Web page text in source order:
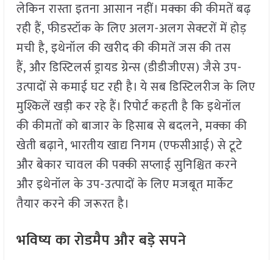
लेकिन रास्ता इतना आसान नहीं। मक्का की कीमतें बढ़
रही हैं, फीडस्टॉक के लिए अलग-अलग सेक्टरों में होड़
मची है, इथेनॉल की खरीद की कीमतें जस की तस
हैं, और डिस्टिलर्स ड्रायड ग्रेन्स (डीडीजीएस) जैसे उप-
उत्पादों से कमाई घट रही है। ये सब डिस्टिलरीज के लिए
मुश्किलें खड़ी कर रहे हैं। रिपोर्ट कहती है कि इथेनॉल
की कीमतों को बाजार के हिसाब से बदलने, मक्का की
खेती बढ़ाने, भारतीय खाद्य निगम (एफसीआई) से टूटे
और बेकार चावल की पक्की सप्लाई सुनिश्चित करने
और इथेनॉल के उप-उत्पादों के लिए मजबूत मार्केट
तैयार करने की जरूरत है।
भविष्य का रोडमैप और बड़े सपने